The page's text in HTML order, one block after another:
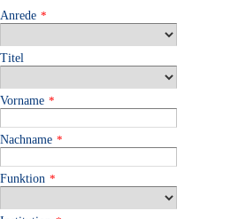
Anrede *
Titel
Vorname *
Nachname *
Funktion *